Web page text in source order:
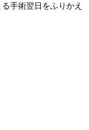
手術翌日をふりかえ